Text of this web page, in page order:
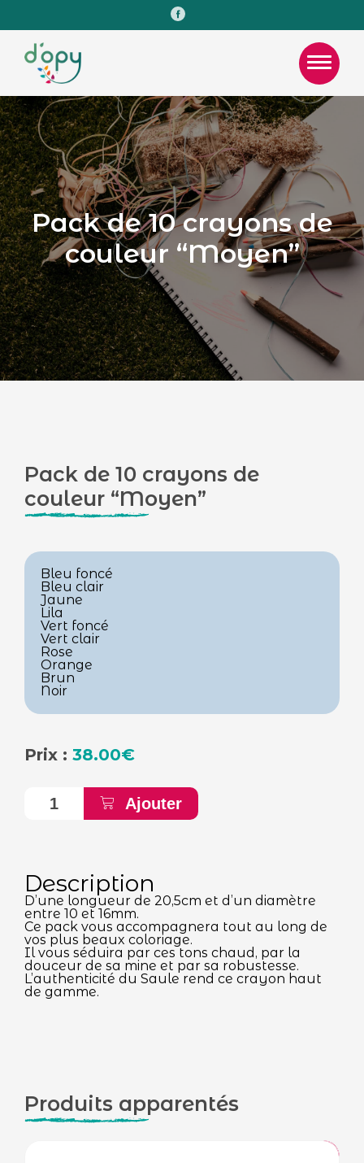
Facebook
Pack de 10 crayons de
couleur “Moyen”
Pack de 10 crayons de
couleur “Moyen”
Prix : 38.00€
Bleu foncé
Bleu clair
Jaune
Lila
Vert foncé
Vert clair
Rose
Orange
Brun
Noir
"Moyen"
Ajouter
Description
D’une longueur de 20,5cm et d’un diamètre
entre 10 et 16mm.
Ce pack vous accompagnera tout au long de
vos plus beaux coloriage.
Il vous séduira par ces tons chaud, par la
douceur de sa mine et par sa robustesse.
L’authenticité du Saule rend ce crayon haut
de gamme.
Produits apparentés